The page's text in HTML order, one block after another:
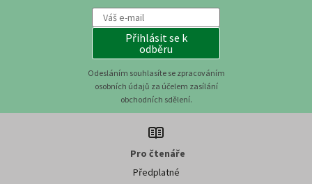
Přihlásit se k
odběru
Odesláním souhlasíte se zpracováním
osobních údajů za účelem zasílání
obchodních sdělení.
Pro čtenáře
Předplatné